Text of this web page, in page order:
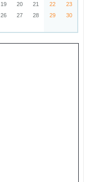
19 20 21 22
23
26 27 28 29
30